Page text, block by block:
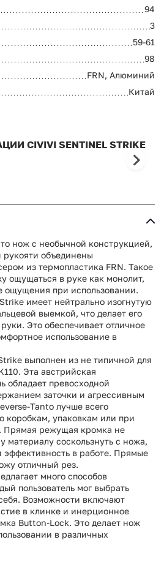
94
3
59-61
98
FRN, Алюминий
Китай
CIVIVI SENTINEL STRIKE
нож с необычной конструкцией,
объединены
из термопластика FRN. Такое
ощущаться в руке как монолит,
ощущения при использовании.
имеет нейтрально изогнутую
выемкой, что делает его
Это обеспечивает отличное
использование в
выполнен из не типичной для
Эта австрийская
обладает превосходной
заточки и агрессивным
Tanto лучше всего
коробкам, упаковкам или при
Прямая режущая кромка не
материалу соскользнуть с ножа,
эффективность в работе. Прямые
отличный рез.
много способов
пользователь мог выбрать
Возможности включают
в клинке и инерционное
Button-Lock. Это делает нож
в различных